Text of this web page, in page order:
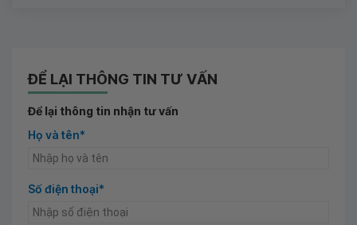
ĐỂ LẠI THÔNG TIN TƯ VẤN
Để lại thông tin nhận tư vấn
Họ và tên*
Số điện thoại*